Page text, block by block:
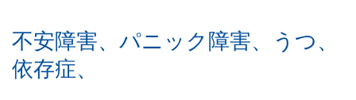
不安障害、パニック障害、うつ、
依存症、